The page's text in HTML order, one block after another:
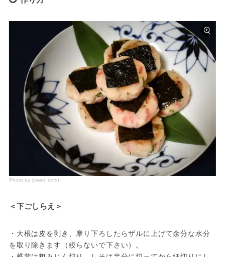
Photo by green_kozu
＜下ごしらえ＞
・大根は皮を剥き、摩り下ろしたらザルに上げて余分な水分
を取り除きます（絞らないで下さい）。